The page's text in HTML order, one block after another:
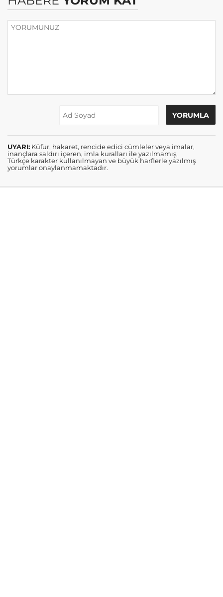
UYARI: Küfür, hakaret, rencide edici cümleler veya imalar,
inançlara saldırı içeren, imla kuralları ile yazılmamış,
Türkçe karakter kullanılmayan ve büyük harflerle yazılmış
yorumlar onaylanmamaktadır.